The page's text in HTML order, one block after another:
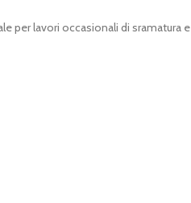
per lavori occasionali di sramatura